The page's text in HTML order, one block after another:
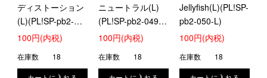
ディストーション
(L)(PL!SP-pb2-
048-L)
100円(内税)
在庫数 18
ニュートラル(L)
(PL!SP-pb2-049-
L)
100円(内税)
在庫数 18
Jellyfish(L)(PL!SP-
pb2-050-L)
100円(内税)
在庫数 18